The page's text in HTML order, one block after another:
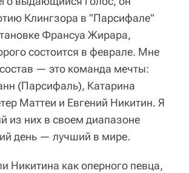
Клингзора в "Парсифале"
Франсуа Жирара,
состоится в феврале. Мне
— это команда мечты:
(Парсифаль), Катарина
Маттеи и Евгений Никитин. Я
из них в своем диапазоне
день — лучший в мире.
Никитина как оперного певца,